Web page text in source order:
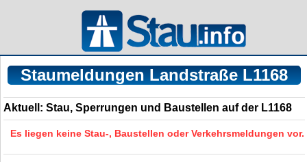
Staumeldungen Landstraße L1168
Aktuell: Stau, Sperrungen und Baustellen auf der L1168
Es liegen keine Stau-, Baustellen oder Verkehrsmeldungen vor.